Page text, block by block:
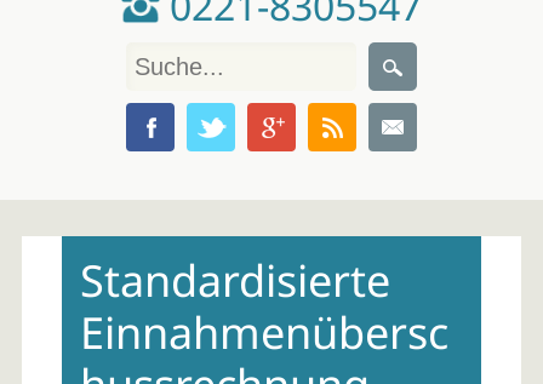
contentStandardisierte
Einnahmenübersc